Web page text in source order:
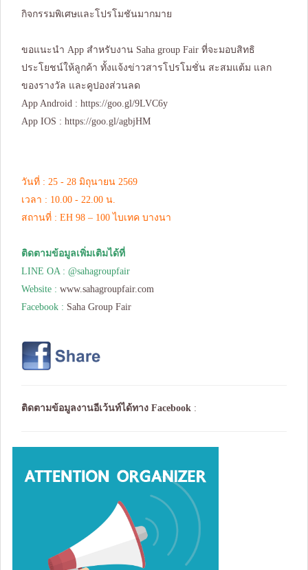
กิจกรรมพิเศษและโปรโมชันมากมาย
ขอแนะนำ App สำหรับงาน Saha group Fair ที่จะมอบสิทธิ
ประโยชน์ให้ลูกค้า ทั้งแจ้งข่าวสารโปรโมชั่น สะสมแต้ม แลก
ของรางวัล และคูปองส่วนลด
App Android : https://goo.gl/9LVC6y
App IOS : https://goo.gl/agbjHM
วันที่ : 25 - 28 มิถุนายน 2569
เวลา : 10.00 - 22.00 น.
สถานที่ : EH 98 – 100 ไบเทค บางนา
ติดตามข้อมูลเพิ่มเติมได้ที่
LINE OA : @sahagroupfair
Website : www.sahagroupfair.com
Facebook : Saha Group Fair
ติดตามข้อมูลงานอีเว้นท์ได้ทาง Facebook :